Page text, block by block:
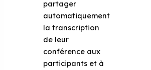
partager
automatiquement
la transcription
de leur
conférence aux
participants et à